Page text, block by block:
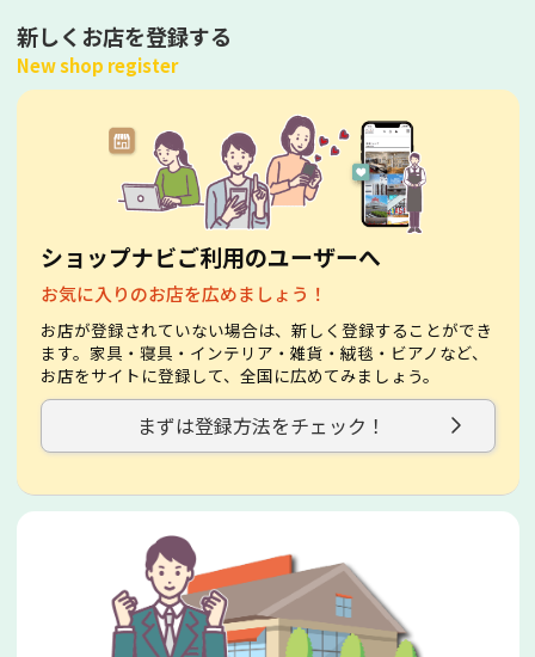
新しくお店を登録する
New shop register
ショップナビご利用のユーザーへ
お気に入りのお店を広めましょう！
お店が登録されていない場合は、新しく登録することができ
ます。家具・寝具・インテリア・雑貨・絨毯・ビアノなど、
お店をサイトに登録して、全国に広めてみましょう。
まずは登録方法をチェック！